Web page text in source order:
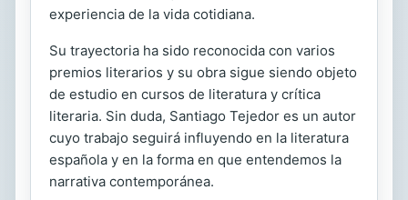
experiencia de la vida cotidiana.
Su trayectoria ha sido reconocida con varios
premios literarios y su obra sigue siendo objeto
de estudio en cursos de literatura y crítica
literaria. Sin duda, Santiago Tejedor es un autor
cuyo trabajo seguirá influyendo en la literatura
española y en la forma en que entendemos la
narrativa contemporánea.